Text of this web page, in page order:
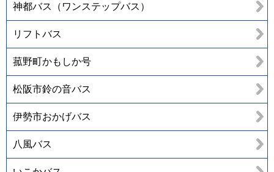
神都バス（ワンステップバス）
リフトバス
菰野町かもしか号
松阪市鈴の音バス
伊勢市おかげバス
八風バス